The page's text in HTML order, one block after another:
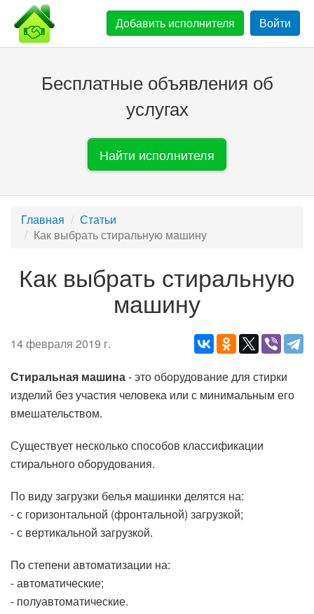
Добавить исполнителя Войти
Бесплатные объявления об
услугах
Найти исполнителя
Главная
Статьи
Как выбрать стиральную машину
Как выбрать стиральную
машину
14 февраля 2019 г.
Стиральная машина- это оборудование для стирки
изделий без участия человека или с минимальным его
вмешательством.
Существует несколько способов классификации
стирального оборудования.
По виду загрузки белья машинки делятся на:
- с горизонтальной (фронтальной) загрузкой;
- с вертикальной загрузкой.
По степени автоматизации на:
- автоматические;
- полуавтоматические.